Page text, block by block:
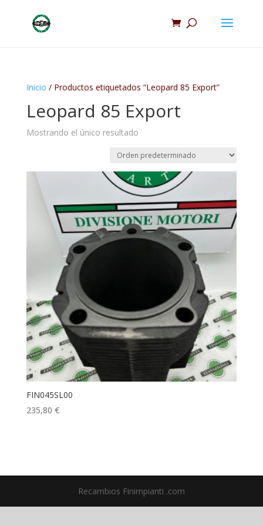
Inicio / Productos etiquetados “Leopard 85 Export”
Leopard 85 Export
Mostrando el único resultado
FIN045SL00
235,80 €
Recambios Finimpianti .com